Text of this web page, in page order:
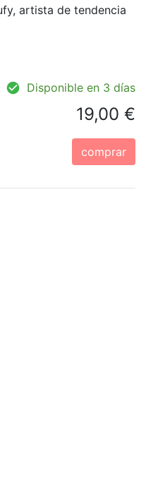
artista de tendencia
Disponible en 3 días
19,00 €
comprar